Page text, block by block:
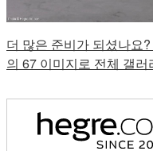
더 많은 준비가 되셨나요
의 67 이미지로 전체 갤